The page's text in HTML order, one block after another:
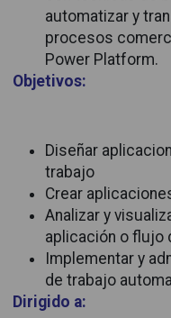
automatizar y
procesos
Power Platform.
Objetivos:
Diseñar
trabajo
Crear
Analizar y
aplicación o flujo
Implementar y
de trabajo
Dirigido a: